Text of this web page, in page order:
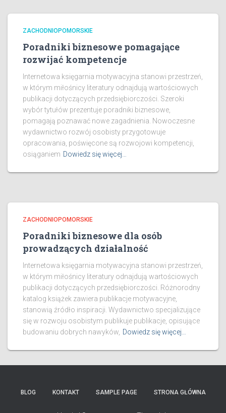
ZACHODNIOPOMORSKIE
Poradniki biznesowe pomagające
rozwijać kompetencje
Internetowa księgarnia motywacyjna stanowi przestrzeń,
w którym miłośnicy literatury odnajdują wartościowych
publikacji dotyczących przedsiębiorczości. Szeroki
wybór tytułów prezentuje poradniki biznesowe,
pomagają poznawać nowe zagadnienia. Nowoczesne
wydawnictwo rozwój osobisty przygotowuje
opracowania, poświęcone są rozwojowi kompetencji,
osiąganiem Dowiedz się więcej…
ZACHODNIOPOMORSKIE
Poradniki biznesowe dla osób
prowadzących działalność
Internetowa księgarnia motywacyjna stanowi przestrzeń,
w którym miłośnicy literatury odnajdują wartościowych
publikacji dotyczących przedsiębiorczości. Różnorodny
katalog książek zawiera publikacje motywacyjne,
stanowią źródło inspiracji. Wydawnictwo specjalizujące
się w rozwoju osobistym publikuje publikacje, opisujące
budowaniu dobrych nawyków, Dowiedz się więcej…
BLOG KONTAKT SAMPLE PAGE STRONA GŁÓWNA